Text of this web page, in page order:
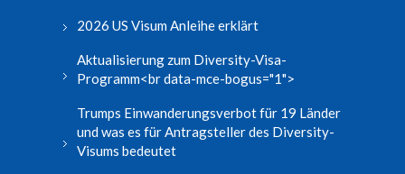
2026 US Visum Anleihe erklärt
Aktualisierung zum Diversity-Visa-
Programm<br data-mce-bogus="1">
Trumps Einwanderungsverbot für 19 Länder
und was es für Antragsteller des Diversity-
Visums bedeutet